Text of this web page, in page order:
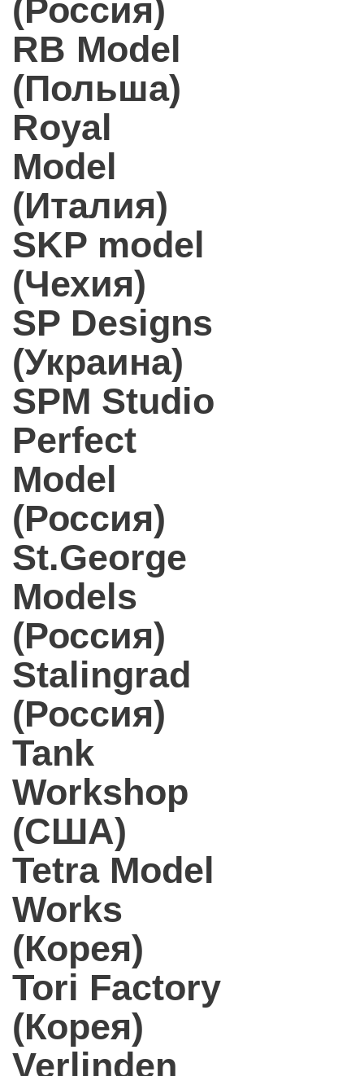
(Россия)
RB Model
(Польша)
Royal
Model
(Италия)
SKP model
(Чехия)
SP Designs
(Украина)
SPM Studio
Perfect
Model
(Россия)
St.George
Models
(Россия)
Stalingrad
(Россия)
Tank
Workshop
(США)
Tetra Model
Works
(Корея)
Tori Factory
(Корея)
Verlinden